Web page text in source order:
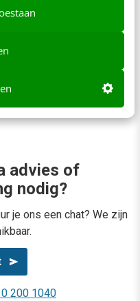
advies of
nodig?
je ons een chat? We zijn
200 1040